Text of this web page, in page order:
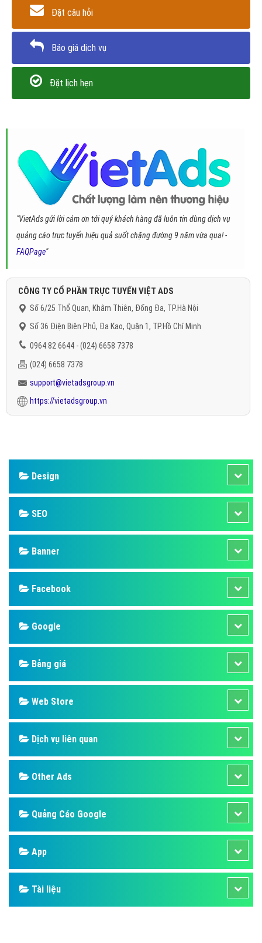
Đặt câu hỏi
Báo giá dịch vụ
Đặt lịch hẹn
"VietAds gửi lời cảm ơn tới quý khách hàng đã luôn tin dùng dịch vụ
quảng cáo trực tuyến hiệu quả suốt chặng đường 9 năm vừa qua! -
FAQPage"
CÔNG TY CỔ PHẦN TRỰC TUYẾN VIỆT ADS
Số 6/25 Thổ Quan, Khâm Thiên, Đống Đa, TP.Hà Nội
Số 36 Điện Biên Phủ, Đa Kao, Quận 1, TP.Hồ Chí Minh
0964 82 6644 - (024) 6658 7378
(024) 6658 7378
support@vietadsgroup.vn
https://vietadsgroup.vn
Design
SEO
Banner
Facebook
Google